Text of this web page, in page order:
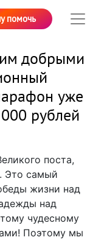
помочь
добрыми
уже
рублей
поста,
Это самый
жизни над
над
чудесному
Поэтому мы